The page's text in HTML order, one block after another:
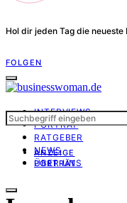
Hol dir jeden Tag die
FOLGEN
INTERVIEWS
PORTRÄT
RATGEBER
NEWS
ÜBER UNS
Suchen
nach:
ANZEIGE
PORTRÄT